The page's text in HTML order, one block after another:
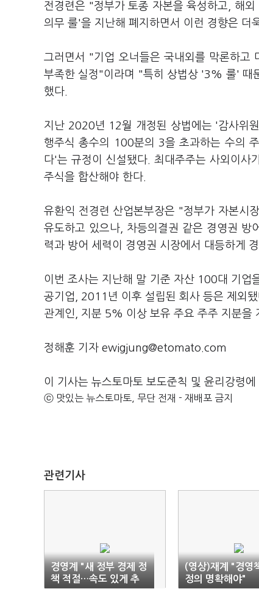
전경련은 "정부가 토종 자본을 육성하고, 해
의무 룰'을 지난해 폐지하면서 이런 경향은 더
그러면서 "기업 오너들은 국내외를 막론하고
부족한 실정"이라며 "특히 상법상 '3% 룰' 때
했다.
지난 2020년 12월 개정된 상법에는 '감사위
행주식 총수의 100분의 3을 초과하는 수의
다'는 규정이 신설됐다. 최대주주는 사외이사
주식을 합산해야 한다.
유환익 전경련 산업본부장은 "정부가 자본시
유도하고 있으나, 차등의결권 같은 경영권 방
력과 방어 세력이 경영권 시장에서 대등하게
이번 조사는 지난해 말 기준 자산 100대 기업
공기업, 2011년 이후 설립된 회사 등은 제외
관계인, 지분 5% 이상 보유 주요 주주 지분을
정해훈 기자 ewigjung@etomato.com
이 기사는 뉴스토마토 보도준칙 및 윤리강령
ⓒ 맛있는 뉴스토마토, 무단 전재 - 재배포 금지
관련기사
경영계 "새 정부 경제 정
책 적절…속도 있게 추
(영상)재계 "경영
정의 명확해야"